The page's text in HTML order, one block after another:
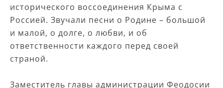
исторического воссоединения Крыма с
Россией. Звучали песни о Родине – большой
и малой, о долге, о любви, и об
ответственности каждого перед своей
страной.
Заместитель главы администрации Феодосии